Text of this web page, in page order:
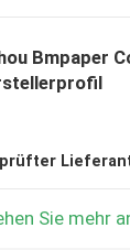
Bmpaper
Sie mehr